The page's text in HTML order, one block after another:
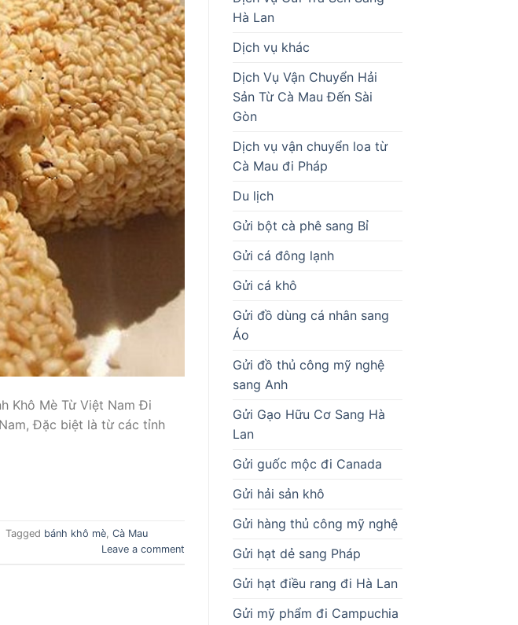
Khô Mè Từ Việt Nam Đi
Đặc biệt là từ các tỉnh
Tagged bánh khô mè, Cà Mau
Leave a comment
Hà Lan
Dịch vụ khác
Dịch Vụ Vận Chuyển Hải
Sản Từ Cà Mau Đến Sài
Gòn
Dịch vụ vận chuyển loa từ
Cà Mau đi Pháp
Du lịch
Gửi bột cà phê sang Bỉ
Gửi cá đông lạnh
Gửi cá khô
Gửi đồ dùng cá nhân sang
Áo
Gửi đồ thủ công mỹ nghệ
sang Anh
Gửi Gạo Hữu Cơ Sang Hà
Lan
Gửi guốc mộc đi Canada
Gửi hải sản khô
Gửi hàng thủ công mỹ nghệ
Gửi hạt dẻ sang Pháp
Gửi hạt điều rang đi Hà Lan
Gửi mỹ phẩm đi Campuchia